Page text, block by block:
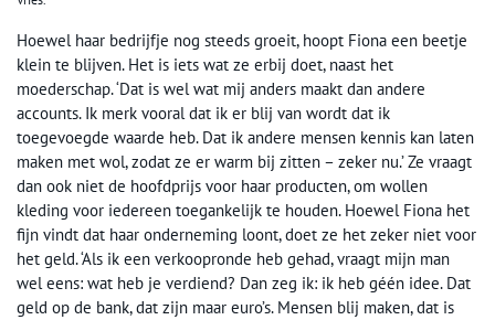
Hoewel haar bedrijfje nog steeds groeit, hoopt Fiona een beetje
klein te blijven. Het is iets wat ze erbij doet, naast het
moederschap. ‘Dat is wel wat mij anders maakt dan andere
accounts. Ik merk vooral dat ik er blij van wordt dat ik
toegevoegde waarde heb. Dat ik andere mensen kennis kan laten
maken met wol, zodat ze er warm bij zitten – zeker nu.’ Ze vraagt
dan ook niet de hoofdprijs voor haar producten, om wollen
kleding voor iedereen toegankelijk te houden. Hoewel Fiona het
fijn vindt dat haar onderneming loont, doet ze het zeker niet voor
het geld. ‘Als ik een verkoopronde heb gehad, vraagt mijn man
wel eens: wat heb je verdiend? Dan zeg ik: ik heb géén idee. Dat
geld op de bank, dat zijn maar euro’s. Mensen blij maken, dat is